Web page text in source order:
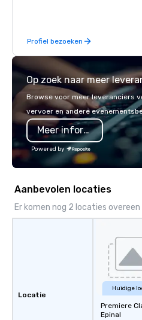
late model luxury vehicles to the
highly experienced and
team of chauffeurs and support
you will know quality when you
with La Costa Limousine.
Profiel bezoeken
Op zoek naar meer
Browse voor meer leveranciers
vervoer en andere
Meer informatie
Powered by
Aanbevolen locaties
Er komen nog 2 locaties
Locatie
Huidige
Premiere
Epinal